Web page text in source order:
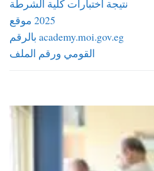
نتيجة اختبارات كلية الشرطة
2025 موقع
academy.moi.gov.eg بالرقم
القومي ورقم الملف